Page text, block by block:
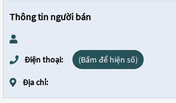
Thông tin người bán
Điện thoại: (Bấm để hiện số)
Địa chỉ: